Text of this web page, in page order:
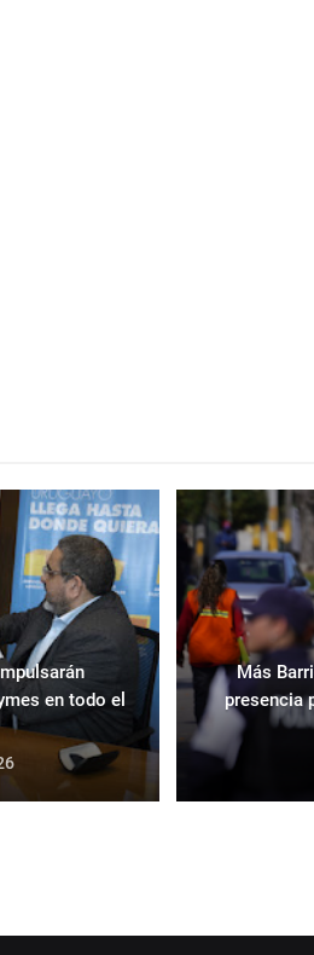
en todo el
Más
presencia